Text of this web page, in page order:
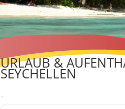
URLAUB &
SEYCHELLEN
...